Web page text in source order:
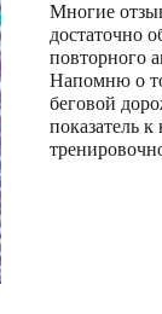
Многие
достаточно
повторного
Напомню о
беговой
показатель